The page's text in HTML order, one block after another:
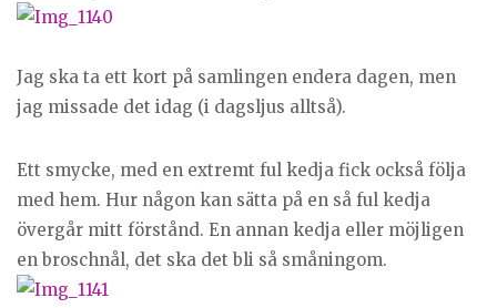
Jag ska ta ett kort på samlingen endera dagen, men
jag missade det idag (i dagsljus alltså).
Ett smycke, med en extremt ful kedja fick också följa
med hem. Hur någon kan sätta på en så ful kedja
övergår mitt förstånd. En annan kedja eller möjligen
en broschnål, det ska det bli så småningom.